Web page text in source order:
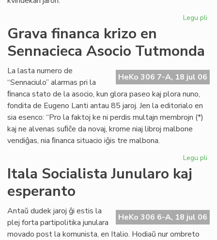
Legu pli
Grava financa krizo en
Sennacieca Asocio Tutmonda
HeKo 306 7-A, 18 jul 06
La lasta numero de
“Sennaciulo” alarmas pri la
ﬁnanca stato de la asocio, kun glora paseo kaj plora nuno,
fondita de Eugeno Lanti antau 85 jaroj. Jen la editorialo en
sia esenco: “Pro la faktoj ke ni perdis multajn membrojn (*)
kaj ne alvenas suﬁĉe da novaj, krome niaj libroj malbone
vendiĝas, nia ﬁnanca situacio iĝis tre malbona.
Legu pli
Itala Socialista Junularo kaj
esperanto
HeKo 306 6-A, 18 jul 06
Antaŭ dudek jaroj ĝi estis la
plej forta partipolitika junulara
movado post la komunista, en Italio. Hodiaŭ nur ombreto